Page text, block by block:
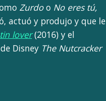
Zurdo o No eres tú,
actuó y produjo y que le
lover (2016) y el
Disney The Nutcracker